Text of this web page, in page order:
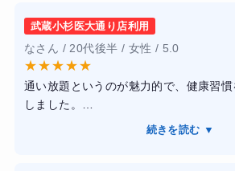
スカートを再び履けるようになることで
の両立で忙しいため、短時間で効率よく
てファディー松戸店を選びました。
【感想】
AI搭載の大きな鏡（モニター）に向か
るというスタイルが非常に新鮮でした。
化されたり、正しいフォームとのズレが
武蔵小杉医大通り店利用
なさん / 20代後半 / 女性 / 5.0
★★★★★
通い放題というのが魅力的で、健康習
しました。
ＡＩマシンを使用するということで、興
続きを読む ▼